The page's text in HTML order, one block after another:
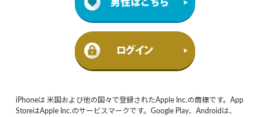
iPhoneは 米国および他の国々で登録されたApple Inc.の商標です。App
StoreはApple Inc.のサービスマークです。Google Play、Androidは、